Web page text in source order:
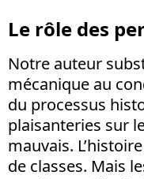
Le rôle des
Notre auteur
mécanique au
du processus
plaisanteries sur
mauvais.
de classes. Mais